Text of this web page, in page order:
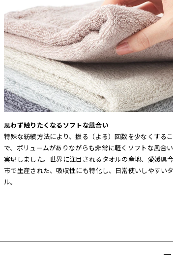
思わず触りたくなるソフトな風合い
特殊な紡績方法により、撚る（よる）回数を少なくする
で、ボリュームがありながらも非常に軽くソフトな風合
実現しました。世界に注目されるタオルの産地、愛媛県
市で生産された、吸収性にも特化し、日常使いしやすい
ル。